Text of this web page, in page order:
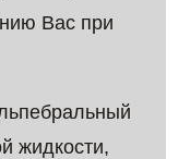
Вас при
жидкости,